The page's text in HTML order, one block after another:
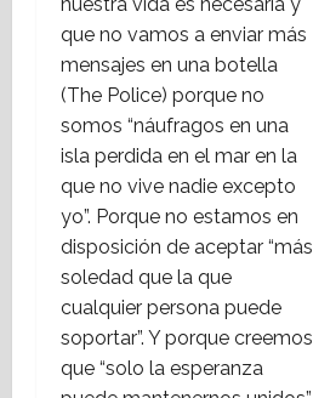
que no vamos a enviar más
mensajes en una botella
(The Police) porque no
somos “náufragos en una
isla perdida en el mar en la
que no vive nadie excepto
yo”. Porque no estamos en
disposición de aceptar “más
soledad que la que
cualquier persona puede
soportar”. Y porque creemos
que “solo la esperanza